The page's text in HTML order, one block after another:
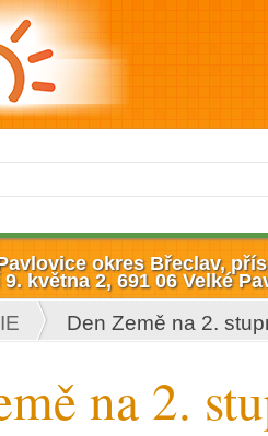
okres Břeclav,
května 2, 691 06 Velké
Den Země na 2.
na 2.